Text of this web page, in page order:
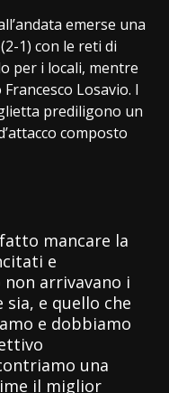
emerse una
1) con le reti di
per i locali, mentre
Losavio. I
prediligono un
composto
mancare la
e
arrivavano i
sia, e quello che
e dobbiamo
una
il miglior